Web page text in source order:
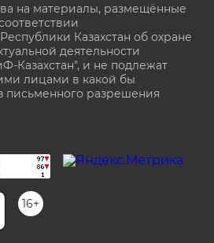
на материалы, размещённые
Казахстан об охране
деятельности
Казахстан", и не подлежат
лицами в какой бы
письменного разрешения
16+